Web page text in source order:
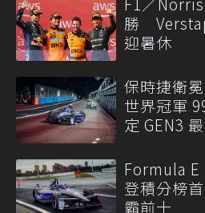
勝
迎暑休
保時捷衛
世界冠軍
定 GEN3
Formula
登積分榜
霸前十